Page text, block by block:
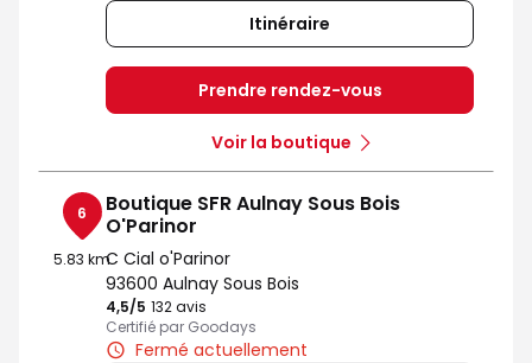
Itinéraire
Prendre rendez-vous
Voir la boutique
6
5.83 km
Boutique SFR Aulnay Sous Bois
O'Parinor
C Cial o'Parinor
93600 Aulnay Sous Bois
4,5/5 Note de 4.5 sur 5
132 avis
Certifié par Goodays
Fermé actuellement